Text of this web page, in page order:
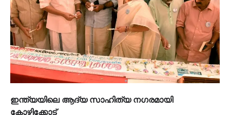
ഇന്ത്യയിലെ ആദ്യ സാഹിത്യ നഗരമായി
കോഴിക്കോട്